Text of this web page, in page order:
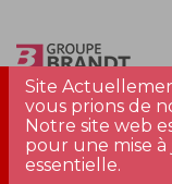
Site
vous prions de
Notre site web
pour une mise
essentielle.